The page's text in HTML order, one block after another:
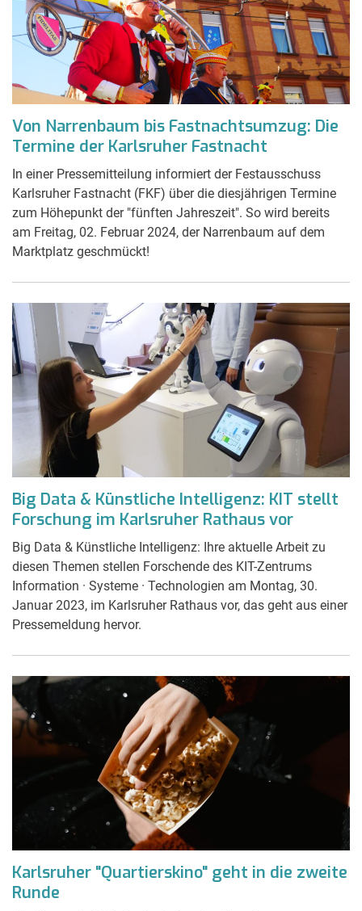
Von Narrenbaum bis Fastnachtsumzug: Die
Termine der Karlsruher Fastnacht
In einer Pressemitteilung informiert der Festausschuss
Karlsruher Fastnacht (FKF) über die diesjährigen Termine
zum Höhepunkt der "fünften Jahreszeit". So wird bereits
am Freitag, 02. Februar 2024, der Narrenbaum auf dem
Marktplatz geschmückt!
Big Data & Künstliche Intelligenz: KIT stellt
Forschung im Karlsruher Rathaus vor
Big Data & Künstliche Intelligenz: Ihre aktuelle Arbeit zu
diesen Themen stellen Forschende des KIT-Zentrums
Information · Systeme · Technologien am Montag, 30.
Januar 2023, im Karlsruher Rathaus vor, das geht aus einer
Pressemeldung hervor.
Karlsruher "Quartierskino" geht in die zweite
Runde